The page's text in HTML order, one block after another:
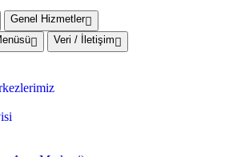
Genel Hizmetler
Veri / İletişim